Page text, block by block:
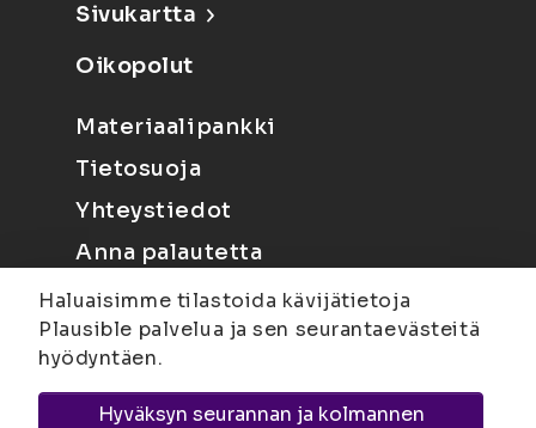
Sivukartta
Oikopolut
Materiaalipankki
Tietosuoja
Yhteystiedot
Anna palautetta
Haluaisimme tilastoida kävijätietoja
Plausible palvelua ja sen seurantaevästeitä
hyödyntäen.
Hyväksyn seurannan ja kolmannen